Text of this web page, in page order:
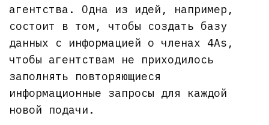
агентства. Одна из идей, например,
состоит в том, чтобы создать базу
данных с информацией о членах 4As,
чтобы агентствам не приходилось
заполнять повторяющиеся
информационные запросы для каждой
новой подачи.